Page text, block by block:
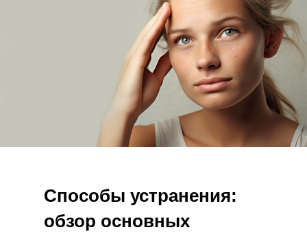
Способы устранения:
обзор основных